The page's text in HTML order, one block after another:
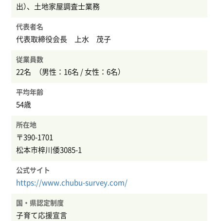
出）、土地家屋調査士業務
代表者名
代表取締役会長 上水 茂子
従業員数
22名 （男性：16名 / 女性：6名）
平均年齢
54歳
所在地
〒390-1701
松本市梓川倭3085-1
公式サイト
https://www.chubu-survey.com/
国・県認定制度
子育て応援宣言